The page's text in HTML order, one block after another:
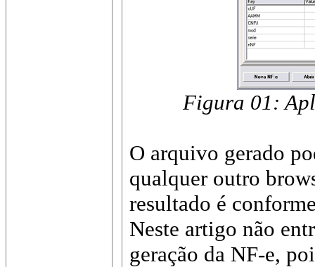
Figura 01:
O arquivo gerado
qualquer outro
resultado é
Neste artigo não
geração da NF-e,